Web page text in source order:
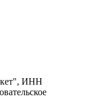
ИНН